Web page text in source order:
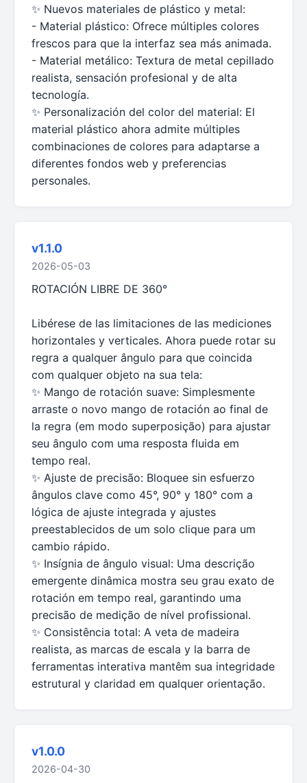
✨ Nuevos materiales de plástico y metal:
- Material plástico: Ofrece múltiples colores
frescos para que la interfaz sea más animada.
- Material metálico: Textura de metal cepillado
realista, sensación profesional y de alta
tecnología.
✨ Personalización del color del material: El
material plástico ahora admite múltiples
combinaciones de colores para adaptarse a
diferentes fondos web y preferencias
personales.
v1.1.0
2026-05-03
ROTACIÓN LIBRE DE 360°
Libérese de las limitaciones de las mediciones
horizontales y verticales. Ahora puede rotar su
regra a qualquer ângulo para que coincida
com qualquer objeto na sua tela:
✨ Mango de rotación suave: Simplesmente
arraste o novo mango de rotación ao final de
la regra (em modo superposição) para ajustar
seu ângulo com uma resposta fluida em
tempo real.
✨ Ajuste de precisão: Bloquee sin esfuerzo
ângulos clave como 45°, 90° y 180° com a
lógica de ajuste integrada y ajustes
preestablecidos de um solo clique para um
cambio rápido.
✨ Insígnia de ângulo visual: Uma descrição
emergente dinâmica mostra seu grau exato de
rotación em tempo real, garantindo uma
precisão de medição de nível profissional.
✨ Consistência total: A veta de madeira
realista, as marcas de escala y la barra de
ferramentas interativa mantêm sua integridade
estrutural y claridad em qualquer orientação.
v1.0.0
2026-04-30